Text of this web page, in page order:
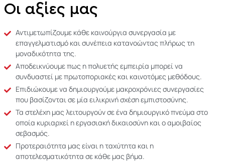
Οι αξίες μας
Αντιμετωπίζουμε κάθε καινούργια συνεργασία με
επαγγελματισμό και συνέπεια κατανοώντας πλήρως τη
μοναδικότητα της.
Αποδεικνύουμε πως η πολυετής εμπειρία μπορεί να
συνδυαστεί με πρωτοποριακές και καινοτόμες μεθόδους.
Επιδιώκουμε να δημιουργούμε μακροχρόνιες συνεργασίες
που βασίζονται σε μία ειλικρινή σχέση εμπιστοσύνης.
Τα στελέχη μας λειτουργούν σε ένα δημιουργικό πνεύμα στο
οποία κυριαρχεί η εργασιακή δικαιοσύνη και ο αμοιβαίος
σεβασμός.
Προτεραιότητα μας είναι η ταχύτητα και η
αποτελεσματικότητα σε κάθε μας βήμα.